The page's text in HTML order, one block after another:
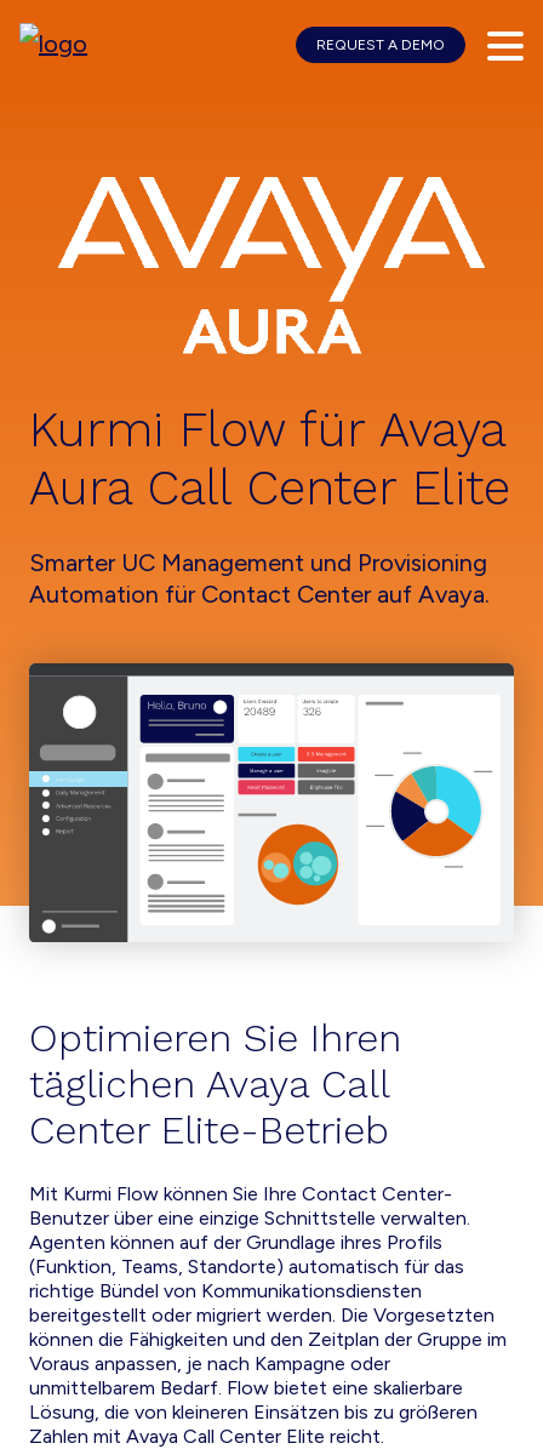
Kurmi Flow für Avaya
Aura Call Center Elite
Smarter UC Management und Provisioning
Automation für Contact Center auf Avaya.
Optimieren Sie Ihren
täglichen Avaya Call
Center Elite-Betrieb
Mit Kurmi Flow können Sie Ihre Contact Center-
Benutzer über eine einzige Schnittstelle verwalten.
Agenten können auf der Grundlage ihres Profils
(Funktion, Teams, Standorte) automatisch für das
richtige Bündel von Kommunikationsdiensten
bereitgestellt oder migriert werden. Die Vorgesetzten
können die Fähigkeiten und den Zeitplan der Gruppe im
Voraus anpassen, je nach Kampagne oder
unmittelbarem Bedarf. Flow bietet eine skalierbare
Lösung, die von kleineren Einsätzen bis zu größeren
Zahlen mit Avaya Call Center Elite reicht.
REQUEST A DEMO